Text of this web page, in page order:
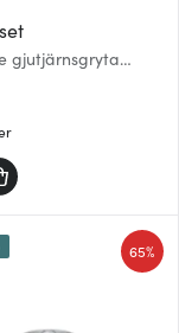
gjutjärnsgryta
65%